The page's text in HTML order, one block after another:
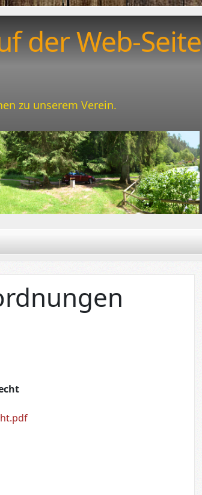
der Web-Seite
zu unserem Verein.